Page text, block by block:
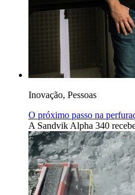
Inovação, Pessoas
O próximo passo na
A Sandvik Alpha 340